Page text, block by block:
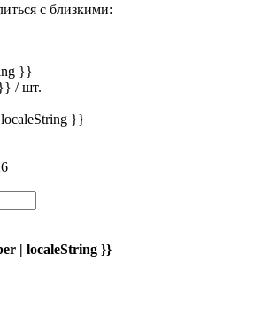
с близкими:
}}
/ шт.
}}
| localeString }}